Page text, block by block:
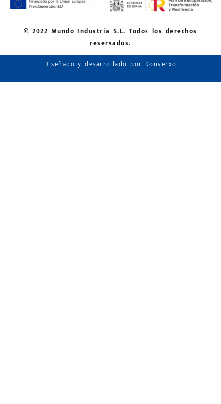
© 2022 Mundo Industria S.L. Todos los derechos
reservados.
Diseñado y desarrollado porKonverxo